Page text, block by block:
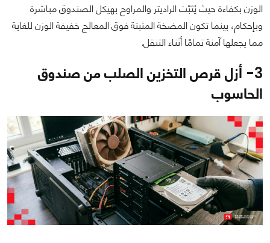
الوزن بكفاءة حيث يُثبّت الراديتر والمراوح بهيكل الصندوق مباشرة
وبإحكام، بينما تكون المضخة المثبتة فوق المعالج خفيفة الوزن للغاية
مما يجعلها آمنة تمامًا أثناء التنقل.
3- أزل قرص التخزين الصلب من صندوق
الحاسوب